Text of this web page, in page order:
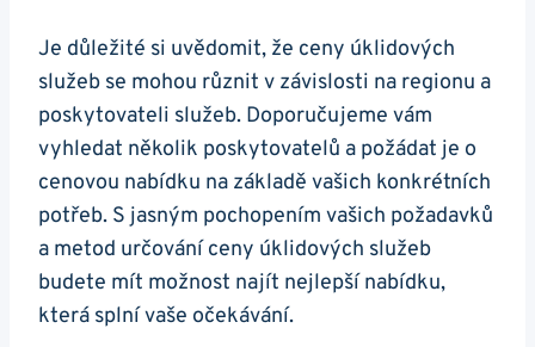
Je důležité si uvědomit, že ceny úklidových
služeb se mohou různit v závislosti na regionu a
poskytovateli služeb. Doporučujeme vám
vyhledat několik poskytovatelů a požádat je o
cenovou nabídku na základě vašich konkrétních
potřeb. S jasným pochopením vašich požadavků
a metod určování ceny úklidových služeb
budete mít možnost najít nejlepší nabídku,
která splní vaše očekávání.